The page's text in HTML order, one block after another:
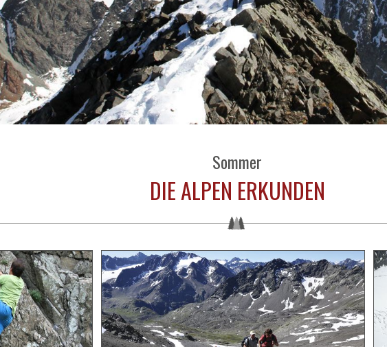
Sommer
DIE ALPEN ERKUNDEN